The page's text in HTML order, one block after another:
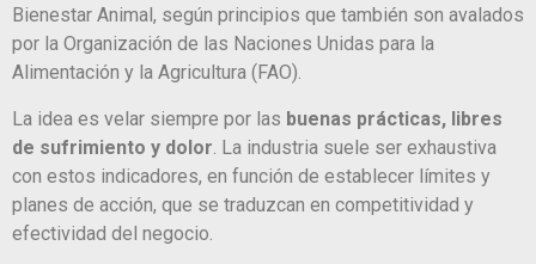
Bienestar Animal, según principios que también son avalados
por la Organización de las Naciones Unidas para la
Alimentación y la Agricultura (FAO).
La idea es velar siempre por las buenas prácticas, libres
de sufrimiento y dolor. La industria suele ser exhaustiva
con estos indicadores, en función de establecer límites y
planes de acción, que se traduzcan en competitividad y
efectividad del negocio.